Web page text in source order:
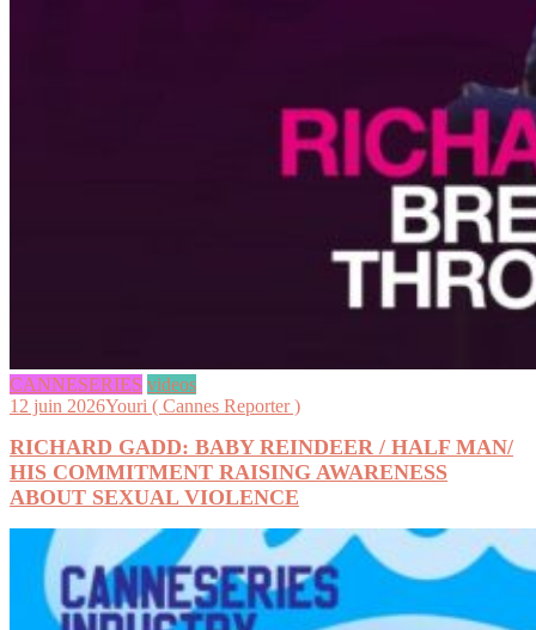
CANNESERIES videos
12 juin 2026Youri ( Cannes Reporter )
RICHARD GADD: BABY REINDEER / HALF MAN/
HIS COMMITMENT RAISING AWARENESS
ABOUT SEXUAL VIOLENCE